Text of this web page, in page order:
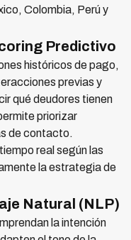
Colombia, Perú y
Predictivo
históricos de pago,
previas y
qué deudores tienen
priorizar
de contacto.
real según las
la estrategia de
Natural (NLP)
la intención